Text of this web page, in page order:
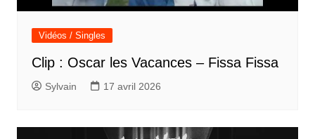
Vidéos / Singles
Clip : Oscar les Vacances – Fissa Fissa
Sylvain 17 avril 2026